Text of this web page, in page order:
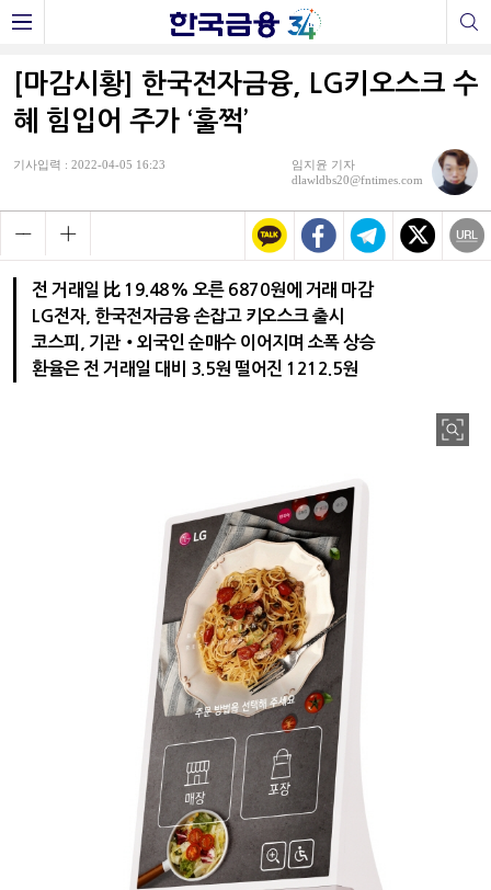
[마감시황] 한국전자금융, LG키오스크 수
혜 힘입어 주가 ‘훌쩍’
기사입력 : 2022-04-05 16:23
임지윤 기자
dlawldbs20@fntimes.com
전 거래일 比 19.48% 오른 6870원에 거래 마감
LG전자, 한국전자금융 손잡고 키오스크 출시
코스피, 기관‧외국인 순매수 이어지며 소폭 상승
환율은 전 거래일 대비 3.5원 떨어진 1212.5원